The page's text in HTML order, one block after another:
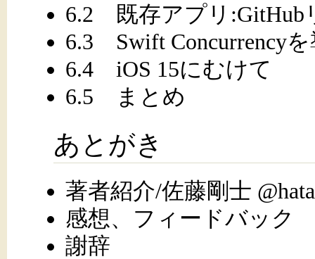
6.2 既存アプリ:GitHub
6.3 Swift Concurrency
6.4 iOS 15にむけて
6.5 まとめ
あとがき
著者紹介/佐藤剛士
感想、フィードバック
謝辞